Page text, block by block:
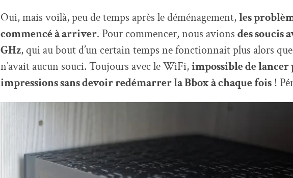
Oui, mais voilà, peu de temps après le déménagement,les
commencé à arriver. Pour commencer, nous avions des soucis
GHz, qui au bout d’un certain temps ne fonctionnait plus alors
n’avait aucun souci. Toujours avec le WiFi,impossible de
impressions sans devoir redémarrer la Bbox à chaque fois !